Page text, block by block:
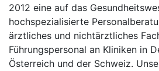
2012 eine auf das
hochspezialisierte
ärztliches und nichtärztliches
Führungspersonal an Kliniken in
Österreich und der Schweiz.